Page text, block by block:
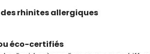
rhinites allergiques
éco-certifiés